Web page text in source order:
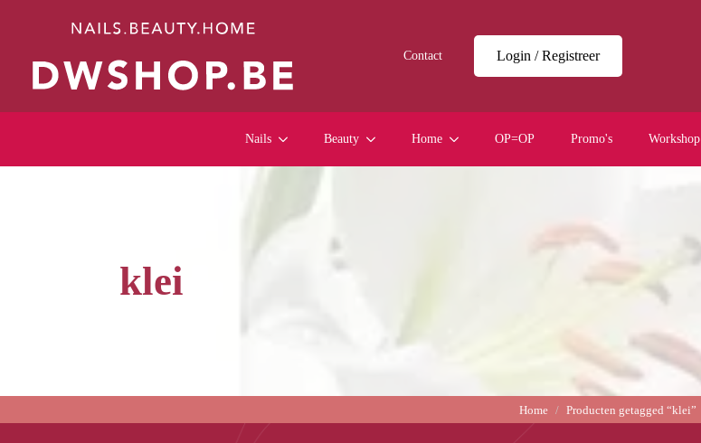
Contact Login / Registreer
Nails Beauty Home OP=OP Promo's Workshop
klei
Home Producten getagged “klei”